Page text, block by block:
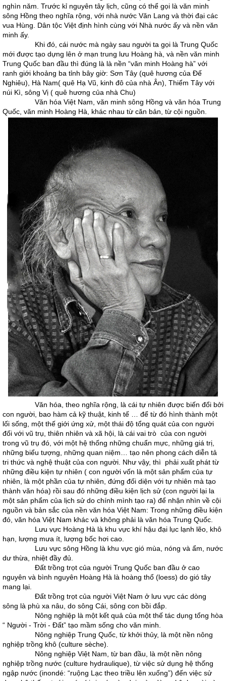
nghìn năm. Trước kỉ nguyên tây lịch, cũng có thể gọi là văn minh
sông Hồng theo nghĩa rộng, với nhà nước Văn Lang và thời đại các
vua Hùng. Dân tộc Việt định hình cùng với Nhà nước ấy và nền văn
minh ấy.
Khi đó, cái nước mà ngày sau người ta gọi là Trung Quốc
mới được tạo dựng lên ở mạn trung lưu Hoàng hà, và nền văn minh
Trung Quốc ban đầu thì đúng là là nền “văn minh Hoàng hà” với
ranh giới khoảng ba tỉnh bây giờ: Sơn Tây (quê hương của Đế
Nghiêu), Hà Nam( quê Hạ Vũ, kinh đô của nhà Ân), Thiểm Tây với
núi Kì, sông Vị ( quê hương của nhà Chu)
Văn hóa Việt Nam, văn minh sông Hồng và văn hóa Trung
Quốc, văn minh Hoàng Hà, khác nhau từ căn bản, từ cội nguồn.
Văn hóa, theo nghĩa rộng, là cái tự nhiên được biến đổi bởi
con người, bao hàm cả kỹ thuật, kinh tế … để từ đó hình thành một
lối sống, một thế giới ứng xử, một thái độ tổng quát của con người
đối với vũ trụ, thiên nhiên và xã hội, là cái vai trò của con người
trong vũ trụ đó, với một hệ thống những chuẩn mực, những giá trị,
những biểu tượng, những quan niệm… tạo nên phong cách diễn tả
tri thức và nghệ thuật của con người. Như vậy, thì phải xuất phát từ
những điều kiện tự nhiên ( con người vốn là một sản phẩm của tự
nhiên, là một phần của tự nhiên, đứng đối diện với tự nhiên mà tạo
thành văn hóa) rồi sau đó những điều kiện lịch sử (con người lại la
một sản phẩm của lịch sử do chính mình tạo ra) để nhận nhìn về cội
nguồn và bản sắc của nền văn hóa Việt Nam: Trong những điều kiện
đó, văn hóa Việt Nam khác và không phải là văn hóa Trung Quốc.
Lưu vực Hoàng Hà là khu vực khí hậu đại lục lạnh lẽo, khô
hạn, lượng mưa ít, lượng bốc hơi cao.
Lưu vực sông Hồng là khu vực gió mùa, nóng và ẩm, nước
dư thừa, nhiệt đầy đủ.
Đất trồng trọt của người Trung Quốc ban đầu ở cao
nguyên và bình nguyên Hoàng Hà là hoàng thổ (loess) do gió tây
mang lại.
Đất trồng trọt của người Việt Nam ở lưu vực các dòng
sông là phù xa nâu, do sông Cái, sông con bồi đắp.
Nông nghiệp là một kết quả của một thế tác dụng tổng hòa
“ Người - Trời - Đất” tạo mầm sống cho văn minh.
Nông nghiệp Trung Quốc, từ khởi thủy, là một nền nông
nghiệp trồng khô (culture sèche).
Nông nghiệp Việt Nam, từ ban đầu, là một nền nông
nghiệp trồng nước (culture hydraulique), từ việc sử dụng hệ thống
ngập nước (inondé: “ruộng Lạc theo triều lên xuống”) đến việc sử